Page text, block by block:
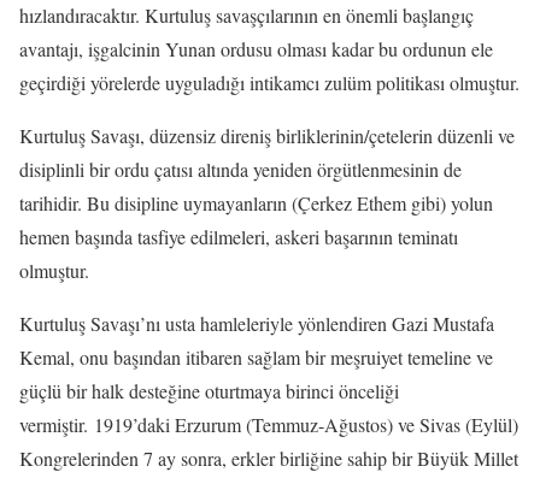
hızlandıracaktır. Kurtuluş savaşçılarının en önemli başlangıç
avantajı, işgalcinin Yunan ordusu olması kadar bu ordunun ele
geçirdiği yörelerde uyguladığı intikamcı zulüm politikası olmuştur.
Kurtuluş Savaşı, düzensiz direniş birliklerinin/çetelerin düzenli ve
disiplinli bir ordu çatısı altında yeniden örgütlenmesinin de
tarihidir. Bu disipline uymayanların (Çerkez Ethem gibi) yolun
hemen başında tasfiye edilmeleri, askeri başarının teminatı
olmuştur.
Kurtuluş Savaşı’nı usta hamleleriyle yönlendiren Gazi Mustafa
Kemal, onu başından itibaren sağlam bir meşruiyet temeline ve
güçlü bir halk desteğine oturtmaya birinci önceliği
vermiştir. 1919’daki Erzurum (Temmuz-Ağustos) ve Sivas (Eylül)
Kongrelerinden 7 ay sonra, erkler birliğine sahip bir Büyük Millet